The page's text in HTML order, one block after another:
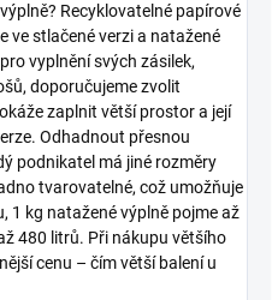
Recyklovatelné papírové
ve stlačené verzi a natažené
vyplnění svých zásilek,
doporučujeme zvolit
zaplnit větší prostor a její
Odhadnout přesnou
podnikatel má jiné rozměry
tvarovatelné, což umožňuje
1 kg natažené výplně pojme až
480 litrů. Při nákupu většího
cenu – čím větší balení u